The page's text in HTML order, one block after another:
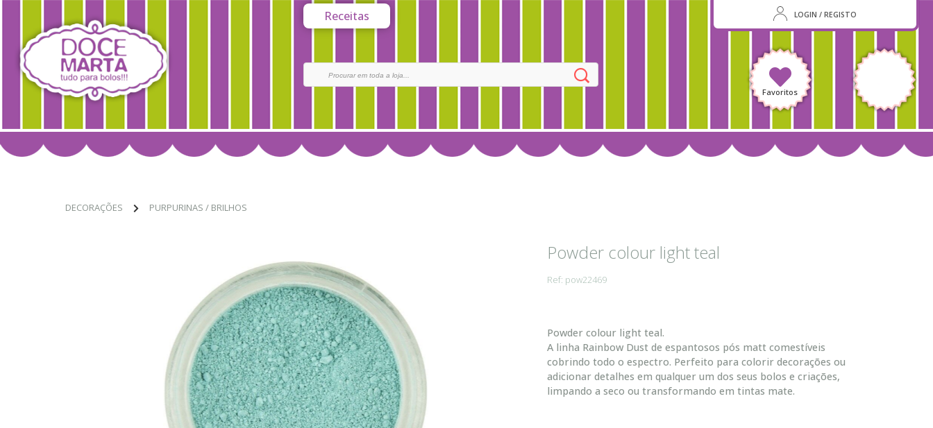
Receitas LOGIN / REGISTO
Favoritos
DECORAÇÕES PURPURINAS / BRILHOS
Powder colour light teal
Ref: pow22469
Powder colour light teal.
A linha Rainbow Dust de espantosos pós matt comestíveis
cobrindo todo o espectro. Perfeito para colorir decorações ou
adicionar detalhes em qualquer um dos seus bolos e criações,
limpando a seco ou transformando em tintas mate.